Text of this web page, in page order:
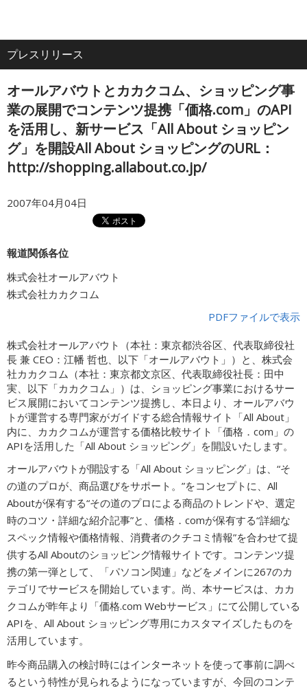
All
About
シ
ョ
ン
ホーム
企業情報
IR・投資家情報
プレスリリース
ソーシャルアカウント
閉じる
オールアバウトとカカクコム、ショッピング事
業の展開でコンテンツ提携「価格.com」のAPI
を活用し、新サービス「All About ショッピン
グ」を開設All About ショッピングのURL：
http://shopping.allabout.co.jp/
2007年04月04日
報道関係各位
株式会社オールアバウト
株式会社カカクコム
PDFファイルで表示
株式会社オールアバウト（本社：東京都渋谷区、代表取締役社
長 兼 CEO：江幡 哲也、以下「オールアバウト」）と、株式会
社カカクコム（本社：東京都文京区、代表取締役社長：田中
実、以下「カカクコム」）は、ショッピング事業におけるサー
ビス展開においてコンテンツ提携し、本日より、オールアバウ
トが運営する専門家がガイドする総合情報サイト「All About」
内に、カカクコムが運営する価格比較サイト「価格．com」の
APIを活用した「All About ショッピング」を開設いたします。
オールアバウトが開設する「All About ショッピング」は、“そ
の道のプロが、商品選びをサポート。”をコンセプトに、All
Aboutが保有する“その道のプロによる商品のトレンドや、選定
時のコツ・詳細な紹介記事”と、価格．comが保有する“詳細な
スペック情報や価格情報、消費者のクチコミ情報”を合わせて提
供するAll Aboutのショッピング情報サイトです。コンテンツ提
携の第一弾として、「パソコン関連」などをメインに267のカ
テゴリでサービスを開始しています。尚、本サービスは、カカ
クコムが昨年より「価格.com Webサービス」にて公開している
APIを、All About ショッピング専用にカスタマイズしたものを
活用しています。
昨今商品購入の検討時にはインターネットを使って事前に調べ
るという特性が見られるようになっていますが、今回のコンテ
プレスリリース